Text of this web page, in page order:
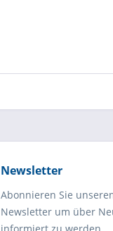
Newsletter
Abonnieren Sie
Newsletter um über